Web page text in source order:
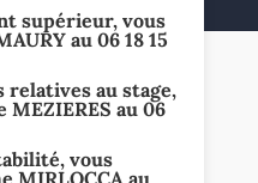
supérieur, vous
au 06 18 15
au stage,
au 06
vous